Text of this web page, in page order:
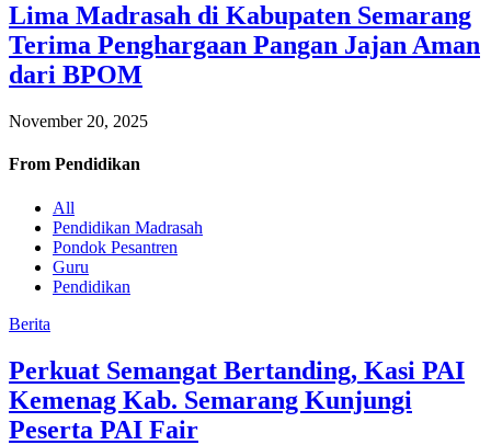
Lima Madrasah di Kabupaten Semarang
Terima Penghargaan Pangan Jajan Aman
dari BPOM
November 20, 2025
From Pendidikan
All
Pendidikan Madrasah
Pondok Pesantren
Guru
Pendidikan
Berita
Perkuat Semangat Bertanding, Kasi PAI
Kemenag Kab. Semarang Kunjungi
Peserta PAI Fair